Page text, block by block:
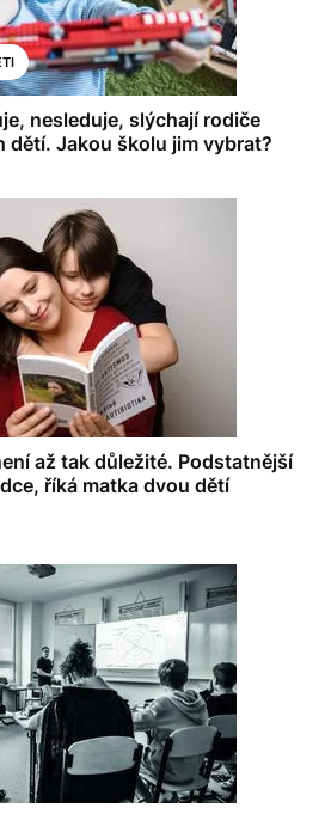
nesleduje, slýchají rodiče
dětí. Jakou školu jim vybrat?
až tak důležité. Podstatnější
říká matka dvou dětí